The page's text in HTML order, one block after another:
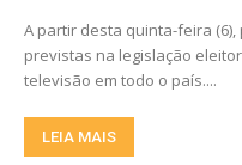
A partir desta quinta-feira
previstas na legislação
televisão em todo o país....
LEIA MAIS